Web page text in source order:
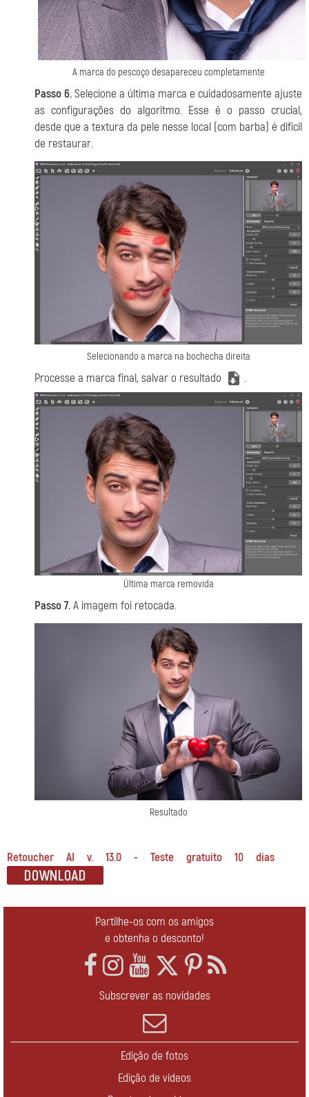
A marca do pescoço desapareceu completamente
Passo 6.Selecione a última marca e cuidadosamente ajuste
as configurações do algoritmo. Esse é o passo crucial,
desde que a textura da pele nesse local (com barba) é difícil
de restaurar.
Selecionando a marca na bochecha direita
Processe a marca final, salvar o resultado .
Última marca removida
Passo 7.A imagem foi retocada.
Resultado
Retoucher AI v. 13.0 - Teste gratuito 10 dias
Partilhe-os com os amigos
e obtenha o desconto!
Subscrever as novidades
Edição de fotos
Edição de vídeos